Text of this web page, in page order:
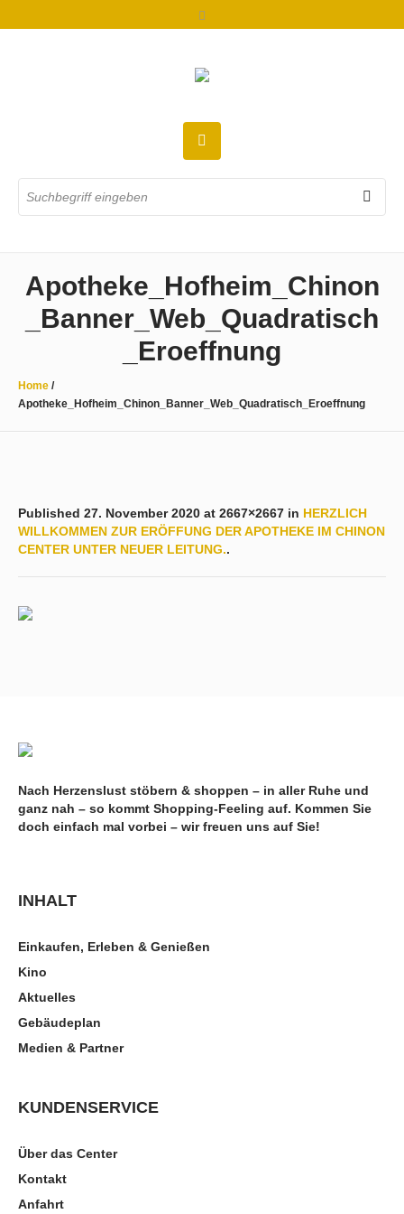
Apotheke_Hofheim_Chinon
_Banner_Web_Quadratisch
_Eroeffnung
Home /
Apotheke_Hofheim_Chinon_Banner_Web_Quadratisch_Eroeffnung
Published 27. November 2020 at 2667×2667 in HERZLICH
WILLKOMMEN ZUR ERÖFFUNG DER APOTHEKE IM CHINON
CENTER UNTER NEUER LEITUNG..
Nach Herzenslust stöbern & shoppen – in aller Ruhe und
ganz nah – so kommt Shopping-Feeling auf. Kommen Sie
doch einfach mal vorbei – wir freuen uns auf Sie!
INHALT
Einkaufen, Erleben & Genießen
Kino
Aktuelles
Gebäudeplan
Medien & Partner
KUNDENSERVICE
Über das Center
Kontakt
Anfahrt